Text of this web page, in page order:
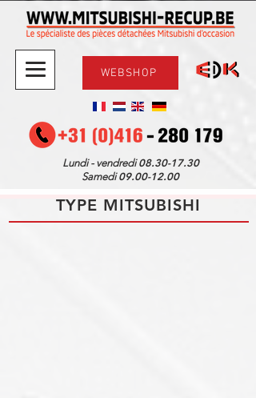
WEBSHOP
Lundi - vendredi08.30-17.30
Samedi09.00-12.00
TYPE MITSUBISHI